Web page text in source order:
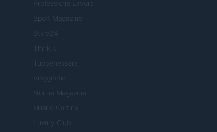
Professione Lavoro
Sport Magazine
Style24
Think.it
Tuobenessere
Viaggiamo
Nonne Magazine
Milano Cortina
Luxury Club